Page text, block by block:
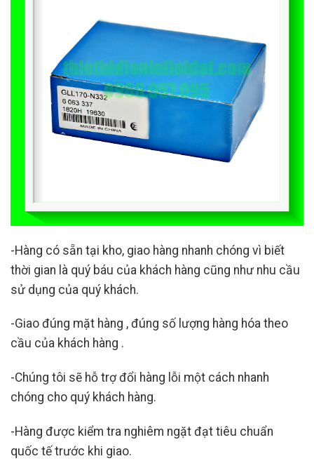
-Hàng có sẵn tại kho, giao hàng nhanh chóng vì biết
thời gian là quý báu của khách hàng cũng như nhu cầu
sử dụng của quý khách.
-Giao đúng mặt hàng , đúng số lượng hàng hóa theo
cầu của khách hàng .
-Chúng tôi sẽ hỗ trợ đổi hàng lỗi một cách nhanh
chóng cho quý khách hàng.
-Hàng được kiểm tra nghiêm ngặt đạt tiêu chuẩn
quốc tế trước khi giao.